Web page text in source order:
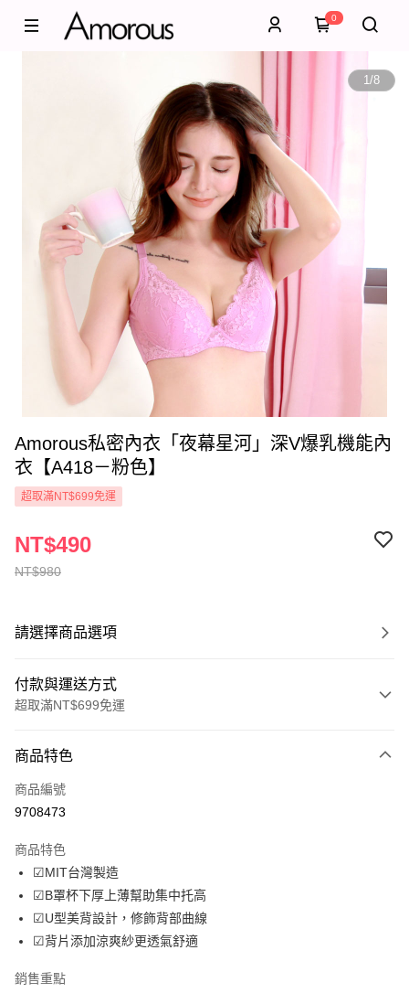
0
1/8
Amorous私密內衣「夜幕星河」深V爆乳機能內
衣【A418－粉色】
超取滿NT$699免運
NT$980
NT$490
請選擇商品選項
付款與運送方式
超取滿NT$699免運
信用卡一次付款
超商取貨付款
Apple Pay
街口支付
ATM付款
運送方式
商品特色
商品編號
9708473
商品特色
☑MIT台灣製造
☑B罩杯下厚上薄幫助集中托高
☑U型美背設計，修飾背部曲線
☑背片添加涼爽紗更透氣舒適
銷售重點